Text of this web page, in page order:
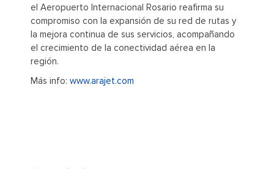
el Aeropuerto Internacional Rosario reafirma su
compromiso con la expansión de su red de rutas y
la mejora continua de sus servicios, acompañando
el crecimiento de la conectividad aérea en la
región.
Más info: www.arajet.com